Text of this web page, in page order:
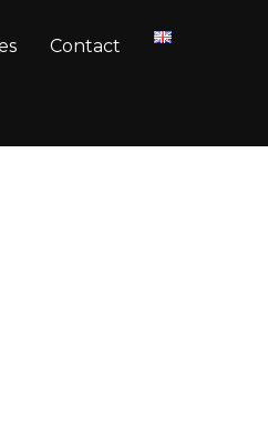
Contact